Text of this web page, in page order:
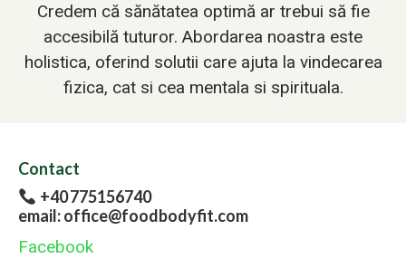
Credem că sănătatea optimă ar trebui să fie
accesibilă tuturor. Abordarea noastra este
holistica, oferind solutii care ajuta la vindecarea
fizica, cat si cea mentala si spirituala.
Contact
+40 775156740
email: office@foodbodyfit.com
Facebook